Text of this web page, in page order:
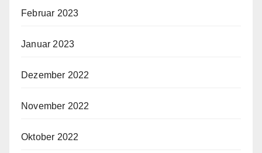
Februar 2023
Januar 2023
Dezember 2022
November 2022
Oktober 2022